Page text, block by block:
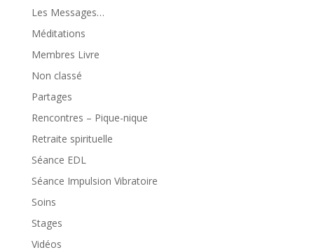
Les Messages…
Méditations
Membres Livre
Non classé
Partages
Rencontres – Pique-nique
Retraite spirituelle
Séance EDL
Séance Impulsion Vibratoire
Soins
Stages
Vidéos